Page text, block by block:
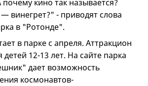
кино так называется?
винегрет?" - приводят слова
в "Ротонде".
в парке с апреля. Аттракцион
12-13 лет. На сайте парка
дает возможность
космонавтов-